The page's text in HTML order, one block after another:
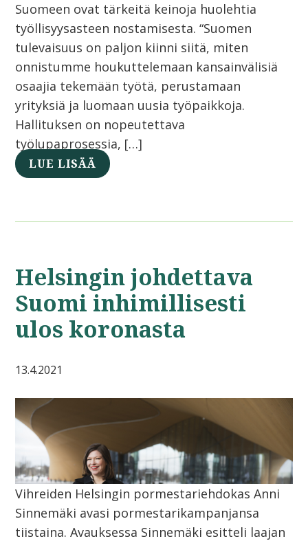
Suomeen ovat tärkeitä keinoja huolehtia
työllisyysasteen nostamisesta. “Suomen
tulevaisuus on paljon kiinni siitä, miten
onnistumme houkuttelemaan kansainvälisiä
osaajia tekemään työtä, perustamaan
yrityksiä ja luomaan uusia työpaikkoja.
Hallituksen on nopeutettava
työlupaprosessia, […]
LUE LISÄÄ
Helsingin johdettava
Suomi inhimillisesti
ulos koronasta
13.4.2021
Vihreiden Helsingin pormestariehdokas Anni
Sinnemäki avasi pormestarikampanjansa
tiistaina. Avauksessa Sinnemäki esitteli laajan